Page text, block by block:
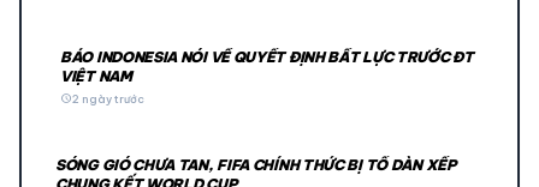
BÁO INDONESIA NÓI VỀ QUYẾT ĐỊNH BẤT LỰC TRƯỚC ĐT
VIỆT NAM
schedule2 ngày trước
SÓNG GIÓ CHƯA TAN, FIFA CHÍNH THỨC BỊ TỐ DÀN XẾP